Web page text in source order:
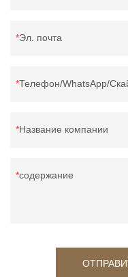
Эл. почта
Телефон/WhatsApp/
Название компании
содержание